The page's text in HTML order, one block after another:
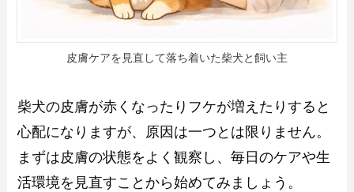
皮膚ケアを見直して落ち着いた柴犬と飼い主
柴犬の皮膚が赤くなったりフケが増えたりすると
心配になりますが、原因は一つとは限りません。
まずは皮膚の状態をよく観察し、毎日のケアや生
活環境を見直すことから始めてみましょう。